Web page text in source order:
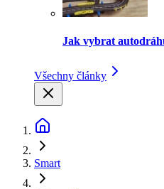
Jak vybrat
Všechny články
Smart